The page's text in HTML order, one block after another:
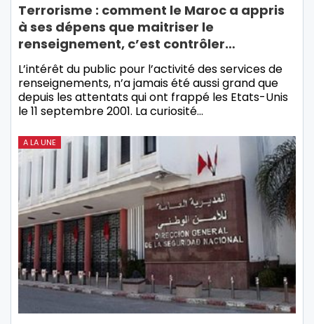
Terrorisme : comment le Maroc a appris
à ses dépens que maitriser le
renseignement, c’est contrôler…
L’intérêt du public pour l’activité des services de
renseignements, n’a jamais été aussi grand que
depuis les attentats qui ont frappé les Etats-Unis
le 11 septembre 2001. La curiosité…
A LA UNE